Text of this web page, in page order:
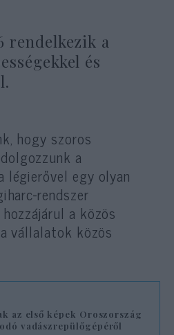
rendelkezik a
és
hogy szoros
a
légierővel egy olyan
rendszer
a közös
vállalatok közös
az első képek Oroszország
vadászrepülőgépéről